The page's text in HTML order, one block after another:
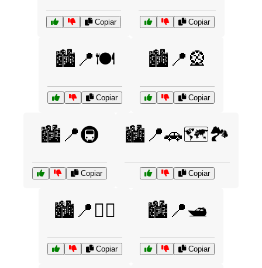
Copiar Copiar
🏙️📍🍽️
Copiar
🏙️📍🎡
Copiar
🏙️📍🚇
Copiar
🏙️📍🚗🗺️🏞️
Copiar
🏙️📍🚶‍♂️
Copiar
🏙️📍🛥️
Copiar